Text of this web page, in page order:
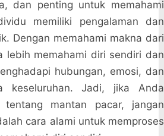
dan penting untuk memahami
memiliki pengalaman dan
Dengan memahami makna dari
lebih memahami diri sendiri dan
hubungan, emosi, dan
keseluruhan. Jadi, jika Anda
tentang mantan pacar, jangan
cara alami untuk memproses